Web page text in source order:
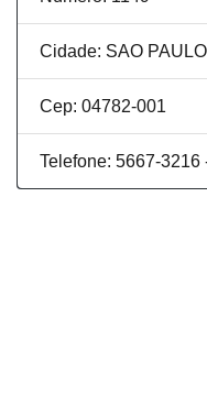
Cidade: SAO PAULO
Cep: 04782-001
Telefone: 5667-3216